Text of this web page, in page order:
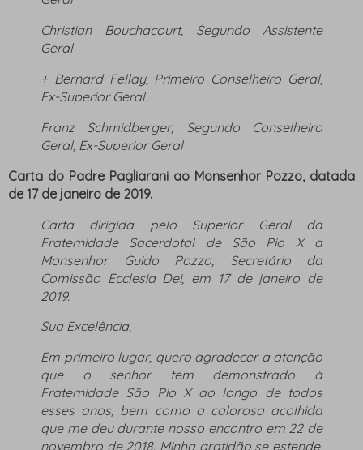
Christian Bouchacourt, Segundo Assistente
Geral
+ Bernard Fellay, Primeiro Conselheiro Geral,
Ex-Superior Geral
Franz Schmidberger, Segundo Conselheiro
Geral, Ex-Superior Geral
Carta do Padre Pagliarani ao Monsenhor Pozzo, datada
de 17 de janeiro de 2019.
Carta dirigida pelo Superior Geral da
Fraternidade Sacerdotal de São Pio X a
Monsenhor Guido Pozzo, Secretário da
Comissão Ecclesia Dei, em 17 de janeiro de
2019.
Sua Excelência,
Em primeiro lugar, quero agradecer a atenção
que o senhor tem demonstrado à
Fraternidade São Pio X ao longo de todos
esses anos, bem como a calorosa acolhida
que me deu durante nosso encontro em 22 de
novembro de 2018. Minha gratidão se estende,